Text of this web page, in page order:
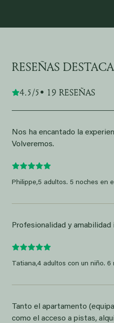
RESEÑAS
4.5/5• 19 RESEÑAS
Nos ha encantado la
Volveremos.
Philippe,5 adultos. 5 noches en
Profesionalidad y amabilidad
Tatiana,4 adultos con un niño. 6
Tanto el apartamento
como el acceso a pistas,